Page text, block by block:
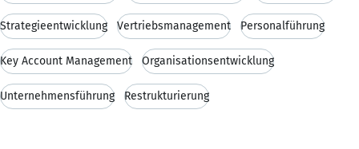
Strategieentwicklung Vertriebsmanagement Personalführung
Key Account Management Organisationsentwicklung
Unternehmensführung Restrukturierung